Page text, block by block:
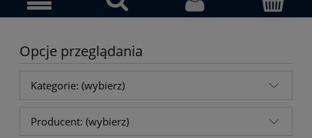
Opcje przeglądania
Kategorie: (wybierz)
Producent: (wybierz)